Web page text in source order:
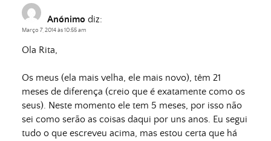
Anónimo diz:
Março 7, 2014 às 10:55 am
Ola Rita,
Os meus (ela mais velha, ele mais novo), têm 21
meses de diferença (creio que é exatamente como os
seus). Neste momento ele tem 5 meses, por isso não
sei como serão as coisas daqui por uns anos. Eu segui
tudo o que escreveu acima, mas estou certa que há